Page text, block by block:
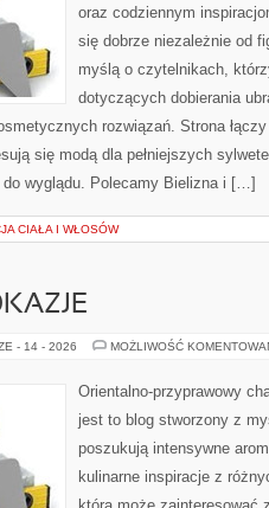
oraz codziennym
się dobrze niezależnie od
myślą o czytelnikach,
dotyczących dobierania
rozwiązań. Strona
się modą dla pełniejszych
do wyglądu. Polecamy Bielizna i […]
CIAŁA I WŁOSÓW
- 14 - 2026 MOŻLIWOŚĆ
Orientalno-przyprawowy
jest to blog stworzony z
poszukują intensywne
kulinarne inspiracje z